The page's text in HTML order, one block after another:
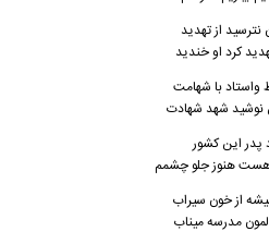
نترسید از تهدید
کرد او خندید
واستاد با شهامت
شهد شهادت
پدر این کشور
هنوز جلو چشمم
از خون سیراب
مدرسه میناب